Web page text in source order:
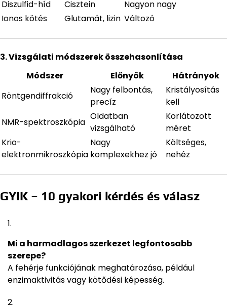
Diszulfid-híd Cisztein
Nagyon nagy
Ionos kötés
Glutamát, lizin Változó
3. Vizsgálati módszerek összehasonlítása
Módszer
Előnyök
Hátrányok
Röntgendiffrakció
Nagy felbontás,
precíz
Kristályosítás
kell
NMR-spektroszkópia
Oldatban
vizsgálható
Korlátozott
méret
Krio-
elektronmikroszkópia
Nagy
komplexekhez jó
Költséges,
nehéz
GYIK – 10 gyakori kérdés és válasz
Mi a harmadlagos szerkezet legfontosabb
szerepe?
A fehérje funkciójának meghatározása, például
enzimaktivitás vagy kötődési képesség.